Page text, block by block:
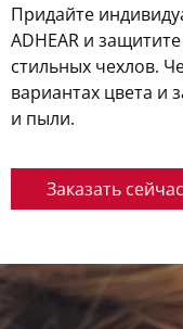
Придайте
ADHEAR и
стильных чехлов.
вариантах цвета и
и пыли.
Заказать сейчас